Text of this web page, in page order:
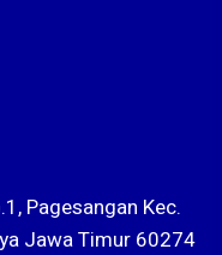
Pagesangan Kec.
Jawa Timur 60274